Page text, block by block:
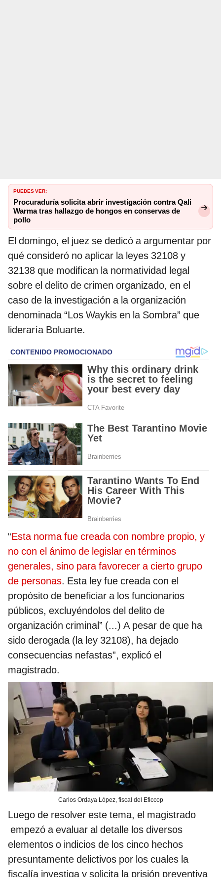
PUEDES VER:
Procuraduría solicita abrir investigación contra Qali
Warma tras hallazgo de hongos en conservas de
pollo
El domingo, el juez se dedicó a argumentar por
qué consideró no aplicar la leyes 32108 y
32138 que modifican la normatividad legal
sobre el delito de crimen organizado, en el
caso de la investigación a la organización
denominada “Los Waykis en la Sombra” que
lideraría Boluarte.
“Esta norma fue creada con nombre propio, y
no con el ánimo de legislar en términos
generales, sino para favorecer a cierto grupo
de personas. Esta ley fue creada con el
propósito de beneficiar a los funcionarios
públicos, excluyéndolos del delito de
organización criminal” (...) A pesar de que ha
sido derogada (la ley 32108), ha dejado
consecuencias nefastas”, explicó el
magistrado.
Carlos Ordaya López, fiscal del Eficcop
Luego de resolver este tema, el magistrado
empezó a evaluar al detalle los diversos
elementos o indicios de los cinco hechos
presuntamente delictivos por los cuales la
fiscalía investiga y solicita la prisión preventiva